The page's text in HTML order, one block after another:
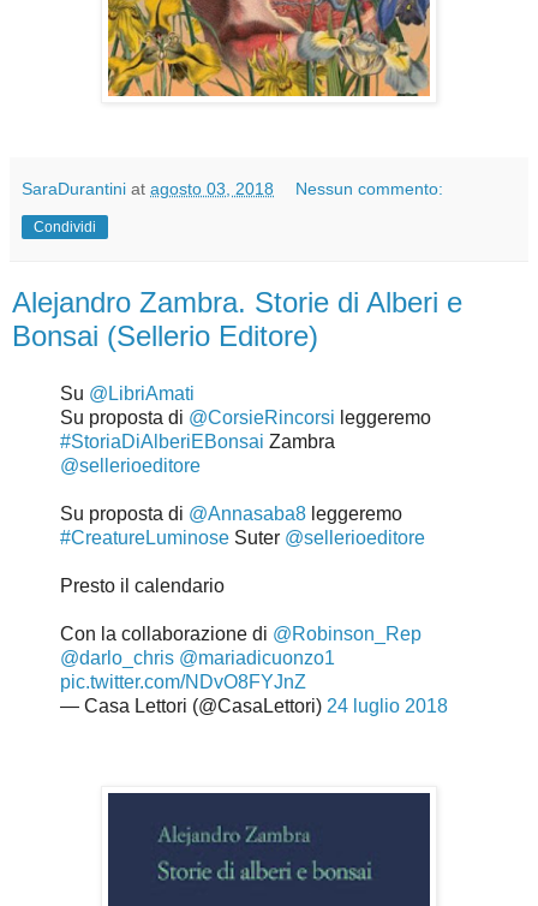
SaraDurantini at agosto 03, 2018 Nessun commento:
Condividi
Alejandro Zambra. Storie di Alberi e
Bonsai (Sellerio Editore)
Su @LibriAmati
Su proposta di @CorsieRincorsi leggeremo
#StoriaDiAlberiEBonsai Zambra
@sellerioeditore
Su proposta di @Annasaba8 leggeremo
#CreatureLuminose Suter @sellerioeditore
Presto il calendario
Con la collaborazione di @Robinson_Rep
@darlo_chris @mariadicuonzo1
pic.twitter.com/NDvO8FYJnZ
— Casa Lettori (@CasaLettori) 24 luglio 2018